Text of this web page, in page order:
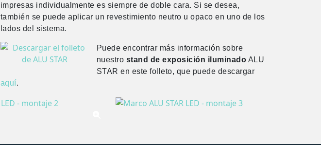
impresas individualmente es siempre de doble cara. Si se desea,
también se puede aplicar un revestimiento neutro u opaco en uno de los
lados del sistema.
Puede encontrar más información sobre
nuestro stand de exposición iluminado ALU
STAR en este folleto, que puede descargar
aquí.